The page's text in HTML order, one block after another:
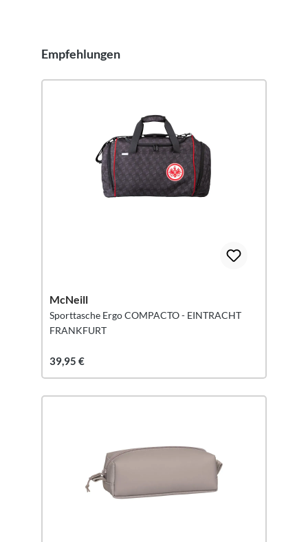
Produktgalerie überspringen
Empfehlungen
McNeill
Sporttasche Ergo COMPACTO - EINTRACHT
FRANKFURT
39,95 €